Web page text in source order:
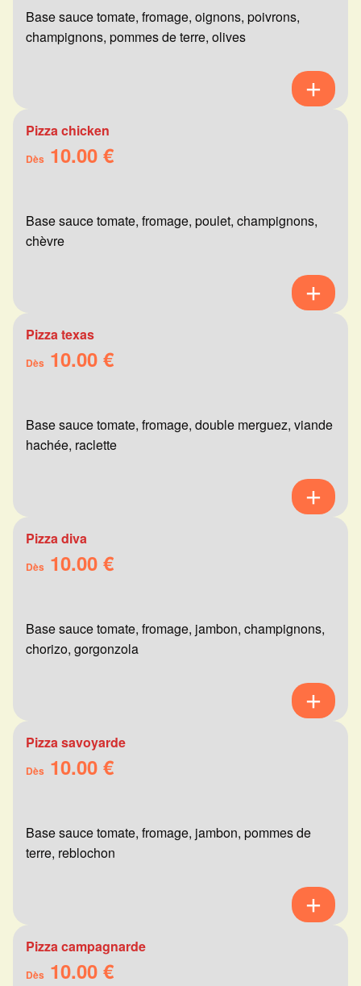
Base sauce tomate, fromage, oignons, poivrons,
champignons, pommes de terre, olives
Pizza chicken
Dès 10.00 €
Base sauce tomate, fromage, poulet, champignons,
chèvre
Pizza texas
Dès 10.00 €
Base sauce tomate, fromage, double merguez, viande
hachée, raclette
Pizza diva
Dès 10.00 €
Base sauce tomate, fromage, jambon, champignons,
chorizo, gorgonzola
Pizza savoyarde
Dès 10.00 €
Base sauce tomate, fromage, jambon, pommes de
terre, reblochon
Pizza campagnarde
Dès 10.00 €